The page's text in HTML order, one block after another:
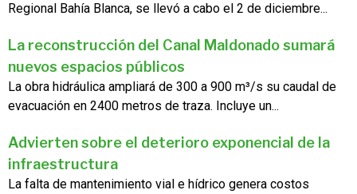
Regional Bahía Blanca, se llevó a cabo el 2 de diciembre...
La reconstrucción del Canal Maldonado sumará
nuevos espacios públicos
La obra hidráulica ampliará de 300 a 900 m³/s su caudal de
evacuación en 2400 metros de traza. Incluye un...
Advierten sobre el deterioro exponencial de la
infraestructura
La falta de mantenimiento vial e hídrico genera costos